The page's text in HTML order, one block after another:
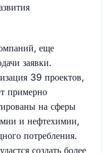
еще
заявки.
39 проектов,
примерно
на сферы
и нефтехимии,
потребления.
создать более